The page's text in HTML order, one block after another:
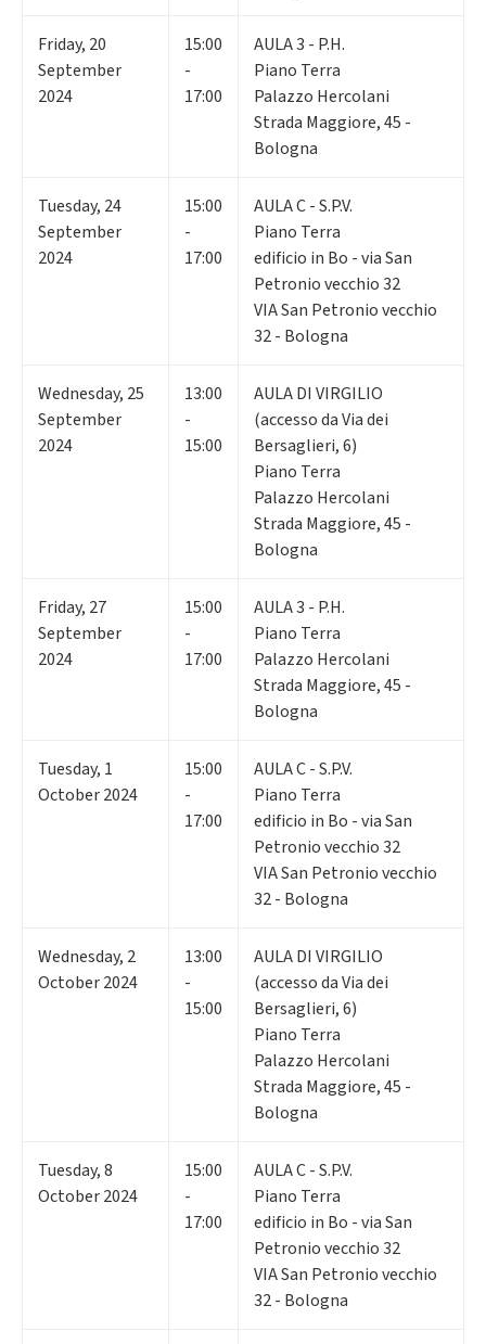
Friday, 20
September
2024
15:00
-
17:00
AULA 3 - P.H.
Piano Terra
Palazzo Hercolani
Strada Maggiore, 45 -
Bologna
Tuesday, 24
September
2024
15:00
-
17:00
AULA C - S.P.V.
Piano Terra
edificio in Bo - via San
Petronio vecchio 32
VIA San Petronio vecchio
32 - Bologna
Wednesday, 25
September
2024
13:00
-
15:00
AULA DI VIRGILIO
(accesso da Via dei
Bersaglieri, 6)
Piano Terra
Palazzo Hercolani
Strada Maggiore, 45 -
Bologna
Friday, 27
September
2024
15:00
-
17:00
AULA 3 - P.H.
Piano Terra
Palazzo Hercolani
Strada Maggiore, 45 -
Bologna
Tuesday, 1
October 2024
15:00
-
17:00
AULA C - S.P.V.
Piano Terra
edificio in Bo - via San
Petronio vecchio 32
VIA San Petronio vecchio
32 - Bologna
Wednesday, 2
October 2024
13:00
-
15:00
AULA DI VIRGILIO
(accesso da Via dei
Bersaglieri, 6)
Piano Terra
Palazzo Hercolani
Strada Maggiore, 45 -
Bologna
Tuesday,8
October 2024
15:00
-
17:00
AULA C - S.P.V.
Piano Terra
edificio in Bo - via San
Petronio vecchio 32
VIA San Petronio vecchio
32 - Bologna